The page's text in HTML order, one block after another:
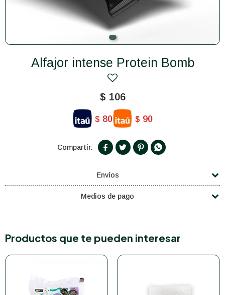
Alfajor intense Protein Bomb
$ 106
$ 80 $ 90
   
Envíos
Medios de pago
Productos que te pueden interesar